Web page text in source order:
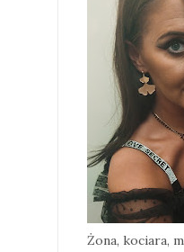
Żona, kociara,